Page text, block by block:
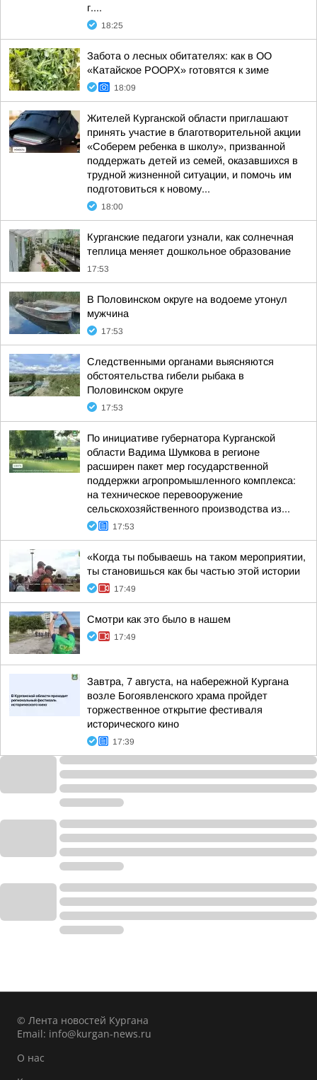
г....
18:25
Забота о лесных обитателях: как в ОО
«Катайское РООРХ» готовятся к зиме
18:09
Жителей Курганской области приглашают
принять участие в благотворительной акции
«Соберем ребенка в школу», призванной
поддержать детей из семей, оказавшихся в
трудной жизненной ситуации, и помочь им
подготовиться к новому...
18:00
Курганские педагоги узнали, как солнечная
теплица меняет дошкольное образование
17:53
В Половинском округе на водоеме утонул
мужчина
17:53
Следственными органами выясняются
обстоятельства гибели рыбака в
Половинском округе
17:53
По инициативе губернатора Курганской
области Вадима Шумкова в регионе
расширен пакет мер государственной
поддержки агропромышленного комплекса:
на техническое перевооружение
сельскохозяйственного производства из...
17:53
«Когда ты побываешь на таком мероприятии,
ты становишься как бы частью этой истории
17:49
Смотри как это было в нашем
17:49
Завтра, 7 августа, на набережной Кургана
возле Богоявленского храма пройдет
торжественное открытие фестиваля
исторического кино
17:39
© Лента новостей Кургана
Email: info@kurgan-news.ru
О нас